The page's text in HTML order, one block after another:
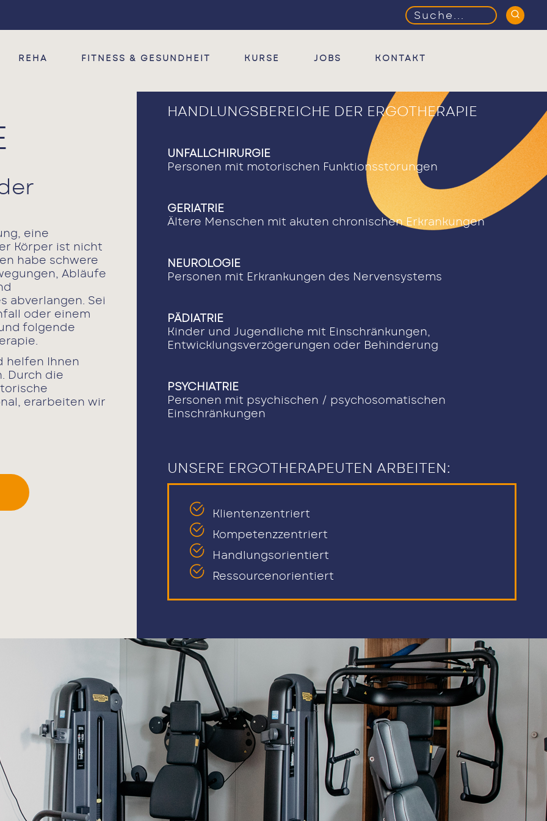
REHA FITNESS & GESUNDHEIT KURSE JOBS KONTAKT
Suchbegriffe
eine
Körper ist nicht
habe schwere
Abläufe
abverlangen. Sei
oder einem
folgende
helfen Ihnen
Durch die
erarbeiten wir
HANDLUNGSBEREICHE DER ERGOTHERAPIE
UNFALLCHIRURGIE
Personen mit motorischen Funktionsstörungen
GERIATRIE
Ältere Menschen mit akuten chronischen Erkrankungen
NEUROLOGIE
Personen mit Erkrankungen des Nervensystems
PÄDIATRIE
Kinder und Jugendliche mit Einschränkungen,
Entwicklungsverzögerungen oder Behinderung
PSYCHIATRIE
Personen mit psychischen / psychosomatischen
Einschränkungen
UNSERE ERGOTHERAPEUTEN ARBEITEN:
Klientenzentriert
Kompetenzzentriert
Handlungsorientiert
Ressourcenorientiert